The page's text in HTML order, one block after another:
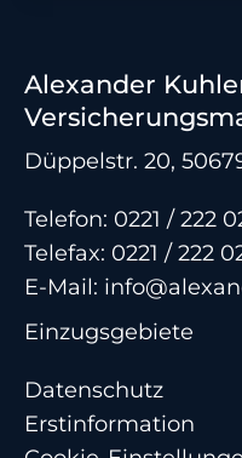
Alexander
Düppelstr. 20,
Telefon: 0221 / 222
Telefax: 0221 / 222
E-Mail:
Einzugsgebiete
Datenschutz
Erstinformation